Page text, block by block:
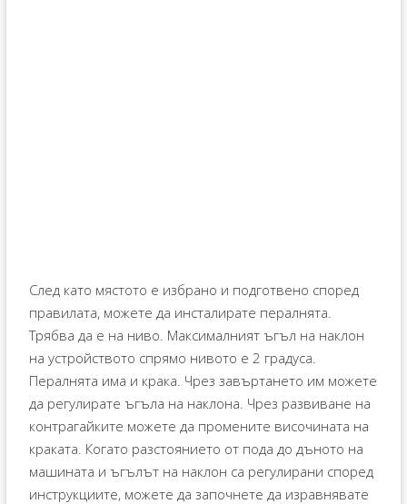
След като мястото е избрано и подготвено според
правилата, можете да инсталирате пералнята.
Трябва да е на ниво. Максималният ъгъл на наклон
на устройството спрямо нивото е 2 градуса.
Пералнята има и крака. Чрез завъртането им можете
да регулирате ъгъла на наклона. Чрез развиване на
контрагайките можете да промените височината на
краката. Когато разстоянието от пода до дъното на
машината и ъгълът на наклон са регулирани според
инструкциите, можете да започнете да изравнявате